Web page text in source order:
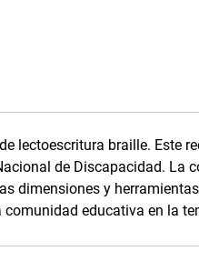
lectoescritura braille. Este
de Discapacidad. La
dimensiones y
educativa en la